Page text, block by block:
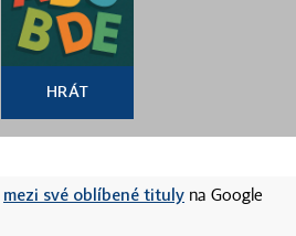
HRÁT
mezi své oblíbené tituly na Google